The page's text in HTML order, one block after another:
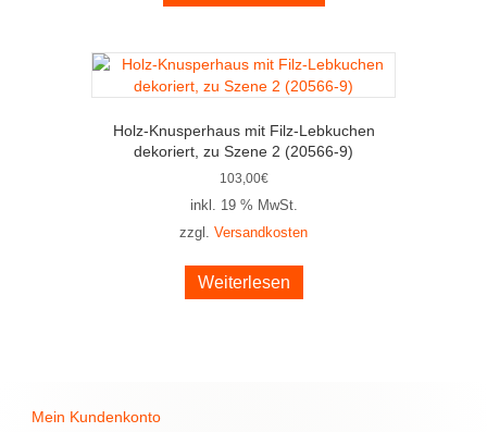
Holz-Knusperhaus mit Filz-Lebkuchen
dekoriert, zu Szene 2 (20566-9)
103,00€
inkl. 19 % MwSt.
zzgl. Versandkosten
Weiterlesen
Mein Kundenkonto